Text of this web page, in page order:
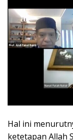
Hal ini
ketetapan Allah